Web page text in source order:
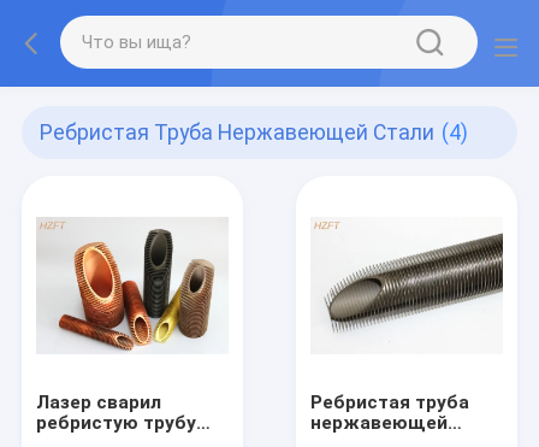
Ребристая Труба Нержавеющей Стали (4)
Лазер сварил
ребристую трубу
Ребристая труба
нержавеющей